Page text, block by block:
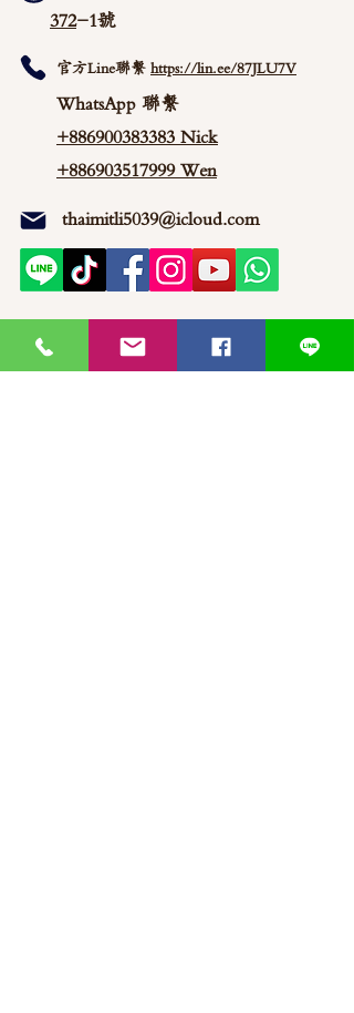
372-1號
官方Line聯繫 https://lin.ee/87JLU7V
WhatsApp 聯繫
+886900383383 Nick
+886903517999 Wen
thaimitli5039@icloud.com